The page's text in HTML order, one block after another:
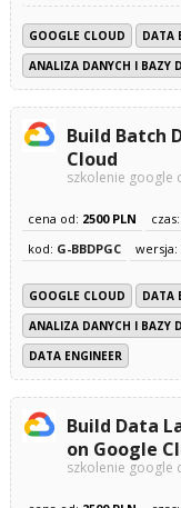
GOOGLE CLOUD
DATA
ANALIZA DANYCH I BAZY
Build Batch
Cloud
szkolenie google
cena od: 2500 PLN czas:
kod: G-BBDPGC wersja:
GOOGLE CLOUD
DATA
ANALIZA DANYCH I BAZY
DATA ENGINEER
Build Data
on Google
szkolenie google